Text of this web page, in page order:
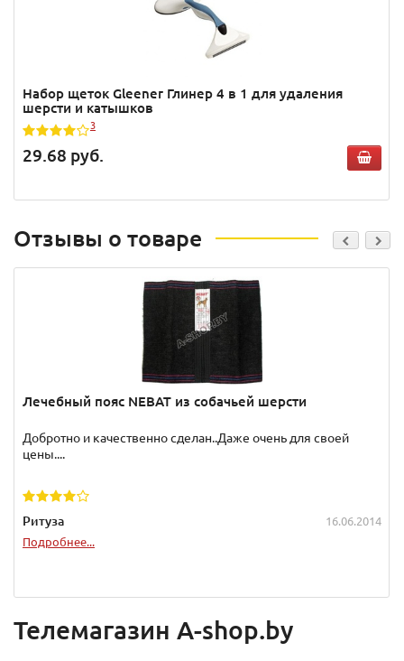
Набор щеток Gleener Глинер 4 в 1 для удаления
шерсти и катышков
3
29.68 руб.
Отзывы о товаре
Лечебный пояс NEBAT из собачьей шерсти
Добротно и качественно сделан..Даже очень для своей
цены....
Ритуза
16.06.2014
Подробнее...
Телемагазин A-shop.by